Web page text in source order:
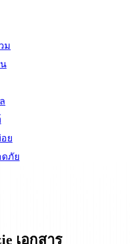
ม
ย
ภัย
เอกสาร